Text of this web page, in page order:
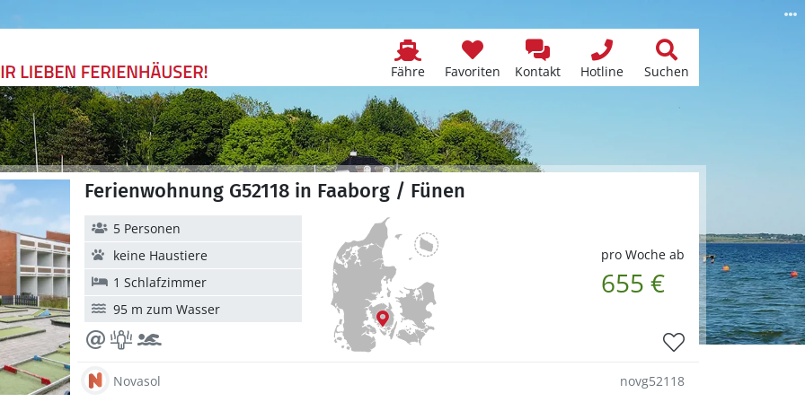
Fähre Favoriten Kontakt Hotline Suchen
Ferienwohnung G52118 in Faaborg / Fünen
pro Woche ab
655 €
5 Personen
keine Haustiere
1 Schlafzimmer
95 m zum Wasser
Novasol novg52118